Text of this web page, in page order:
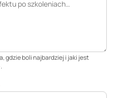
gdzie boli najbardziej i jaki jest